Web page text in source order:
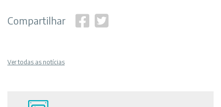
Compartilhar
Ver todas as notícias